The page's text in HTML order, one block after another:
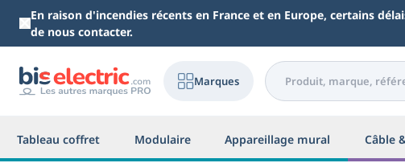
Aller au contenu principal
En raison d'incendies récents en France et en Europe, certains
de nous contacter.
Marques
Tableau coffret Modulaire Appareillage mural Câble